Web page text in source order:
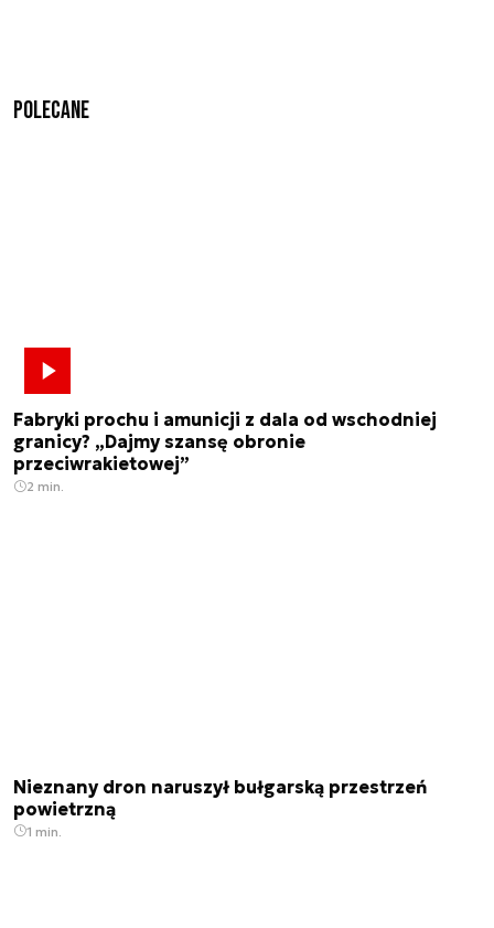
Polecane
Fabryki prochu i amunicji z dala od wschodniej
granicy? „Dajmy szansę obronie
przeciwrakietowej”
2 min.
Nieznany dron naruszył bułgarską przestrzeń
powietrzną
1 min.